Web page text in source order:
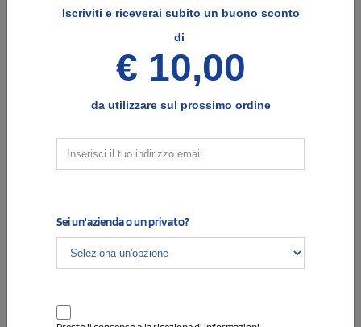
Retro
Opzioni e note per la stampa Info
Iscriviti e riceverai subito un buono sconto
di
€ 10,00
da utilizzare sul prossimo ordine
Sei un'azienda o un privato?